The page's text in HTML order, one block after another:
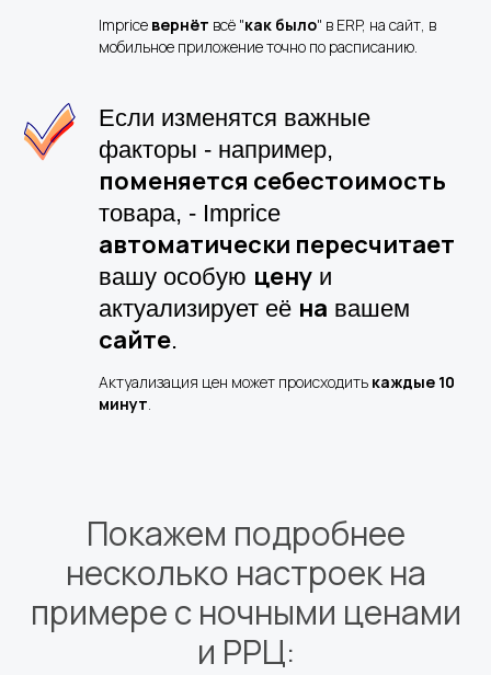
Imprice вернёт всё "как было" в ERP, на сайт, в
мобильное приложение точно по расписанию.
Если изменятся важные
факторы - например,
поменяется себестоимость
товара, - Imprice
автоматически пересчитает
вашу особую цену и
актуализирует её на вашем
сайте.
Актуализация цен может происходить каждые 10
минут.
Покажем подробнее
несколько настроек на
примере с ночными ценами
и РРЦ: